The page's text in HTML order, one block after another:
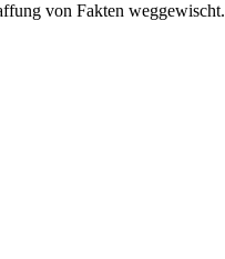
von Fakten weggewischt.